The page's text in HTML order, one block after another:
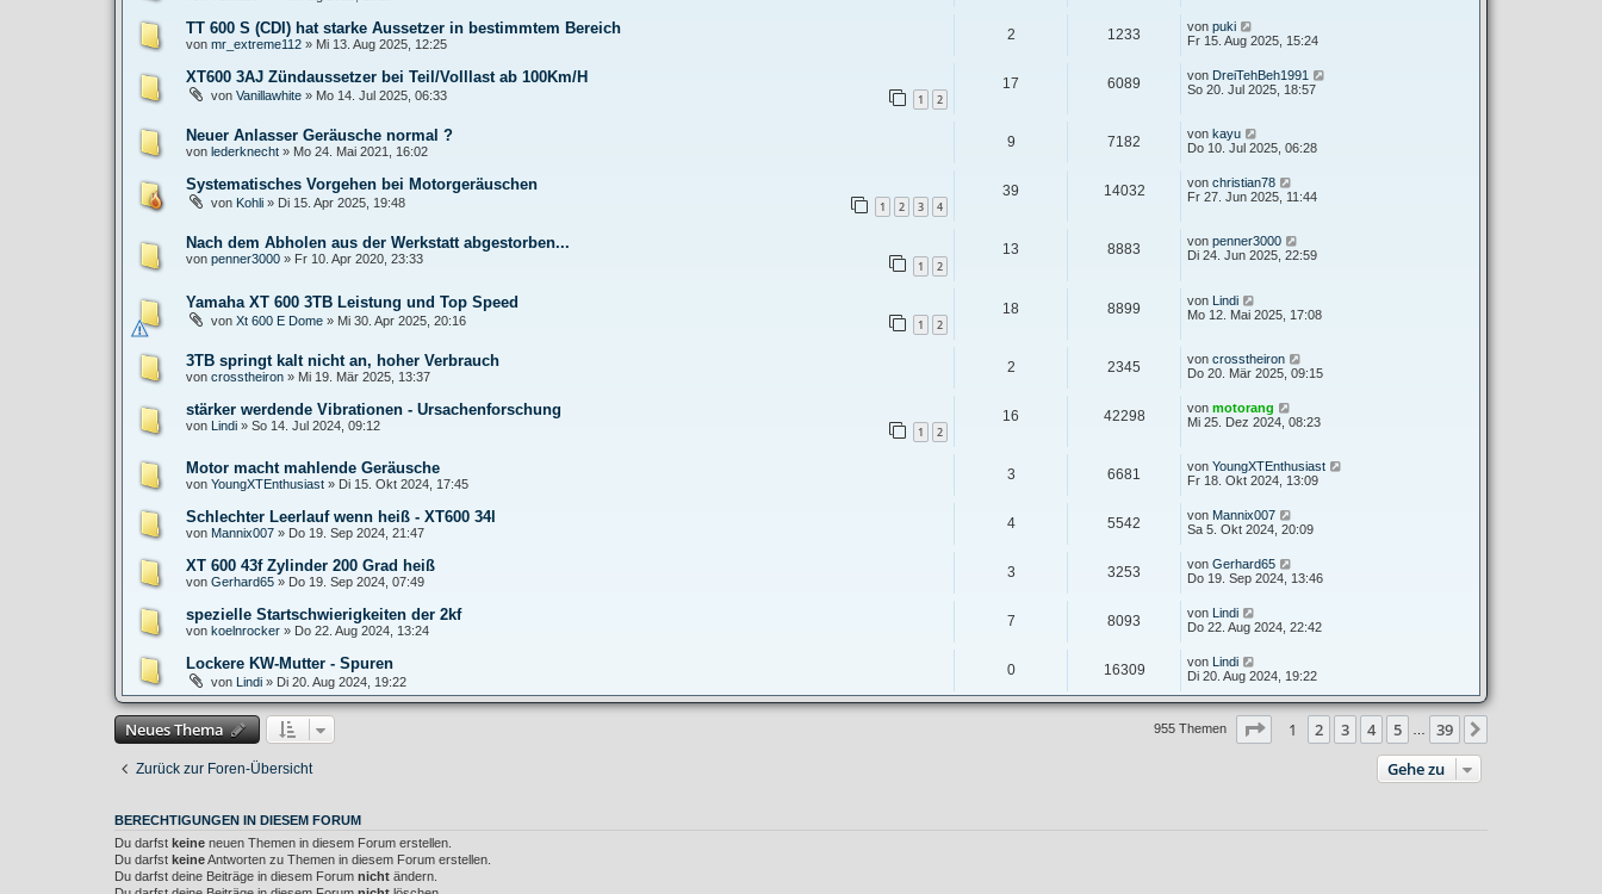
TT 600 S (CDI) hat starke Aussetzer in bestimmtem Bereich
von mr_extreme112 » Mi 13. Aug 2025, 12:25
2 1233 von puki
Fr 15. Aug 2025, 15:24
XT600 3AJ Zündaussetzer bei Teil/Volllast ab 100Km/H
von Vanillawhite » Mo 14. Jul 2025, 06:33 1 2
17 6089 von DreiTehBeh1991
So 20. Jul 2025, 18:57
Neuer Anlasser Geräusche normal ?
von lederknecht » Mo 24. Mai 2021, 16:02
9 7182 von kayu
Do 10. Jul 2025, 06:28
Systematisches Vorgehen bei Motorgeräuschen
von Kohli » Di 15. Apr 2025, 19:48 1 2 3 4
39 14032 von christian78
Fr 27. Jun 2025, 11:44
Nach dem Abholen aus der Werkstatt abgestorben...
von penner3000 » Fr 10. Apr 2020, 23:33 1 2
13 8883 von penner3000
Di 24. Jun 2025, 22:59
Yamaha XT 600 3TB Leistung und Top Speed
von Xt 600 E Dome » Mi 30. Apr 2025, 20:16 1 2
18 8899 von Lindi
Mo 12. Mai 2025, 17:08
3TB springt kalt nicht an, hoher Verbrauch
von crosstheiron » Mi 19. Mär 2025, 13:37
2 2345 von crosstheiron
Do 20. Mär 2025, 09:15
stärker werdende Vibrationen - Ursachenforschung
von Lindi » So 14. Jul 2024, 09:12 1 2
16 42298 von motorang
Mi 25. Dez 2024, 08:23
Motor macht mahlende Geräusche
von YoungXTEnthusiast » Di 15. Okt 2024, 17:45
3 6681 von YoungXTEnthusiast
Fr 18. Okt 2024, 13:09
Schlechter Leerlauf wenn heiß - XT600 34l
von Mannix007 » Do 19. Sep 2024, 21:47
4 5542 von Mannix007
Sa 5. Okt 2024, 20:09
XT 600 43f Zylinder 200 Grad heiß
von Gerhard65 » Do 19. Sep 2024, 07:49
3 3253 von Gerhard65
Do 19. Sep 2024, 13:46
spezielle Startschwierigkeiten der 2kf
von koelnrocker » Do 22. Aug 2024, 13:24
7 8093 von Lindi
Do 22. Aug 2024, 22:42
Lockere KW-Mutter - Spuren
von Lindi » Di 20. Aug 2024, 19:22
0 16309 von Lindi
Di 20. Aug 2024, 19:22
Neues Thema 955 Themen Seite von39
1 2 3 4 5 39
Zurück zur Foren-Übersicht Gehe zu
BERECHTIGUNGEN IN DIESEM FORUM
Du darfst keine neuen Themen in diesem Forum erstellen.
Du darfst keineAntworten zu Themen in diesem Forum erstellen.
Du darfst deine Beiträge in diesem Forum nicht ändern.